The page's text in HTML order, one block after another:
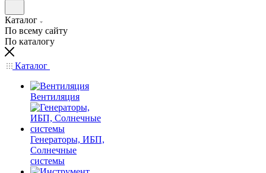
Каталог
По всему сайту
По каталогу
Каталог
Вентиляция
Генераторы, ИБП,
Солнечные
системы